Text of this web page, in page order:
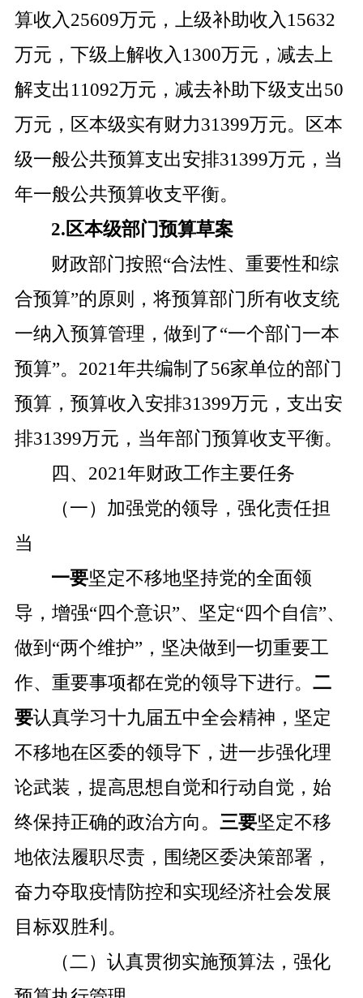
算收入25609万元，上级补助收入 15632
万元，下级上解收入 1300万元，减去上
解支出 11092万元，减去补助下级支出50
万元，区本级实有财力31399万元。区本
级一般公共预算支出安排31399万元，当
年一般公共预算收支平衡。
2. 区本级部门预算草案
财政部门按照“合法性、重要性和综
合预算”的原则，将预算部门所有收支统
一纳入预算管理，做到了“一个部门一本
预算”。 2021年共编制了56家单位的部门
预算，预算收入安排31399万元，支出安
排31399万元，当年部门预算收支平衡。
四、 2021年财政工作主要任务
（一）加强党的领导，强化责任担
当
一要坚定不移地坚持党的全面领
导，增强“四个意识”、坚定“四个自信”、
做到 “两个维护” ，坚决做到一切重要工
作、重要事项都在党的领导下进行。 二
要认真学习十九届五中全会精神，坚定
不移地在区委的领导下，进一步强化理
论武装，提高思想自觉和行动自觉，始
终保持正确的政治方向。 三要坚定不移
地依法履职尽责，围绕区委决策部署，
奋力夺取疫情防控和实现经济社会发展
目标双胜利。
（二）认真贯彻实施预算法，强化